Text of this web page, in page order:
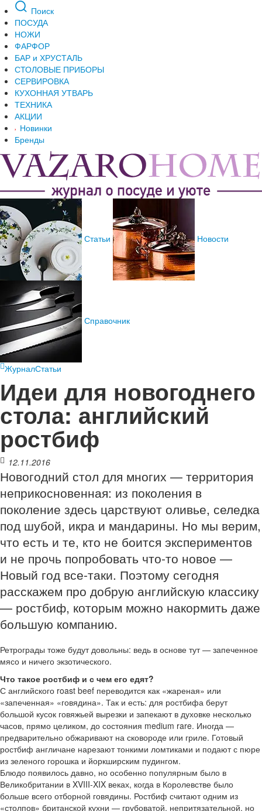
Поиск
ПОСУДА
НОЖИ
ФАРФОР
БАР и ХРУСТАЛЬ
СТОЛОВЫЕ ПРИБОРЫ
СЕРВИРОВКА
КУХОННАЯ УТВАРЬ
ТЕХНИКА
АКЦИИ
Новинки
Бренды
Статьи Новости
Справочник
ЖурналСтатьи
Идеи для новогоднего
стола: английский
ростбиф
12.11.2016
Новогодний стол для многих — территория
неприкосновенная: из поколения в
поколение здесь царствуют оливье, селедка
под шубой, икра и мандарины. Но мы верим,
что есть и те, кто не боится экспериментов
и не прочь попробовать что-то новое —
Новый год все-таки. Поэтому сегодня
расскажем про добрую английскую классику
— ростбиф, которым можно накормить даже
большую компанию.
Ретрограды тоже будут довольны: ведь в основе тут — запеченное
мясо и ничего экзотического.
Что такое ростбиф и с чем его едят?
С английского roast beef переводится как «жареная» или
«запеченная» «говядина». Так и есть: для ростбифа берут
большой кусок говяжьей вырезки и запекают в духовке несколько
часов, прямо целиком, до состояния medium rare. Иногда —
предварительно обжаривают на сковороде или гриле. Готовый
ростбиф англичане нарезают тонкими ломтиками и подают с пюре
из зеленого горошка и йоркширским пудингом.
Блюдо появилось давно, но особенно популярным было в
Великобритании в XVIII-XIX веках, когда в Королевстве было
больше всего отборной говядины. Ростбиф считают одним из
«столпов» британской кухни — грубоватой, непритязательной, но